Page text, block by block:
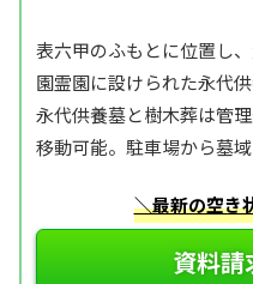
表六甲のふもとに位置し
園霊園に設けられた永代
永代供養墓と樹木葬は管
移動可能。駐車場から墓
＼最新の空き
資料請